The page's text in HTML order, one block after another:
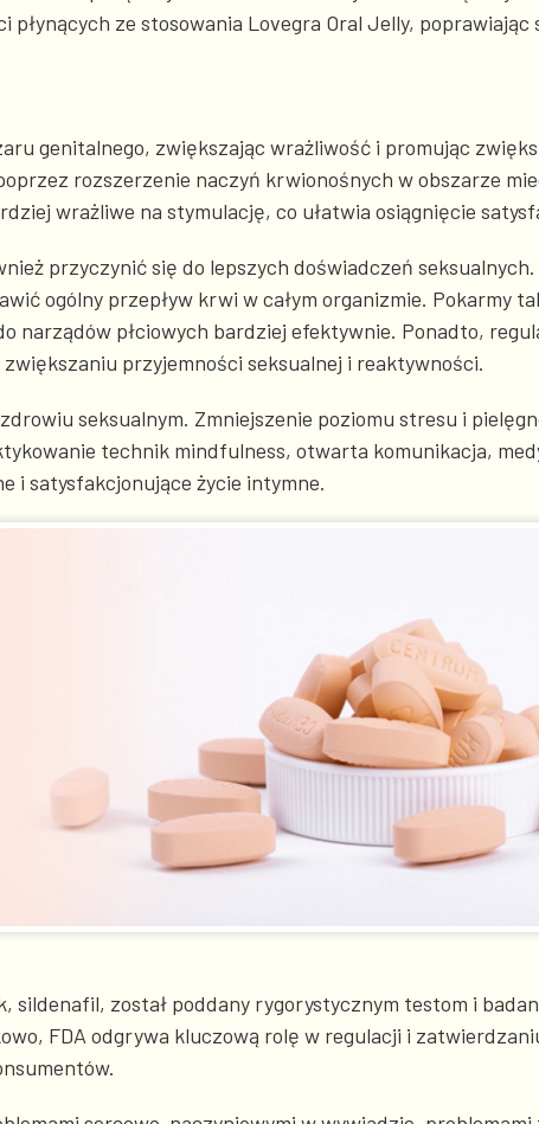
ze stosowania Lovegra Oral Jelly, poprawiając
genitalnego, zwiększając wrażliwość i promując
rozszerzenie naczyń krwionośnych w obszarze
wrażliwe na stymulację, co ułatwia osiągnięcie
przyczynić się do lepszych doświadczeń
ogólny przepływ krwi w całym organizmie. Pokarmy
narządów płciowych bardziej efektywnie. Ponadto,
przyjemności seksualnej i reaktywności.
seksualnym. Zmniejszenie poziomu stresu i
technik mindfulness, otwarta komunikacja,
i satysfakcjonujące życie intymne.
sildenafil, został poddany rygorystycznym testom i
FDA odgrywa kluczową rolę w regulacji i